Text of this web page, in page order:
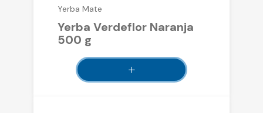
Yerba Mate
Yerba Verdeflor Naranja
500 g